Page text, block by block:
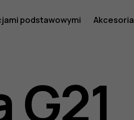
podstawowymi Akcesoria
G21